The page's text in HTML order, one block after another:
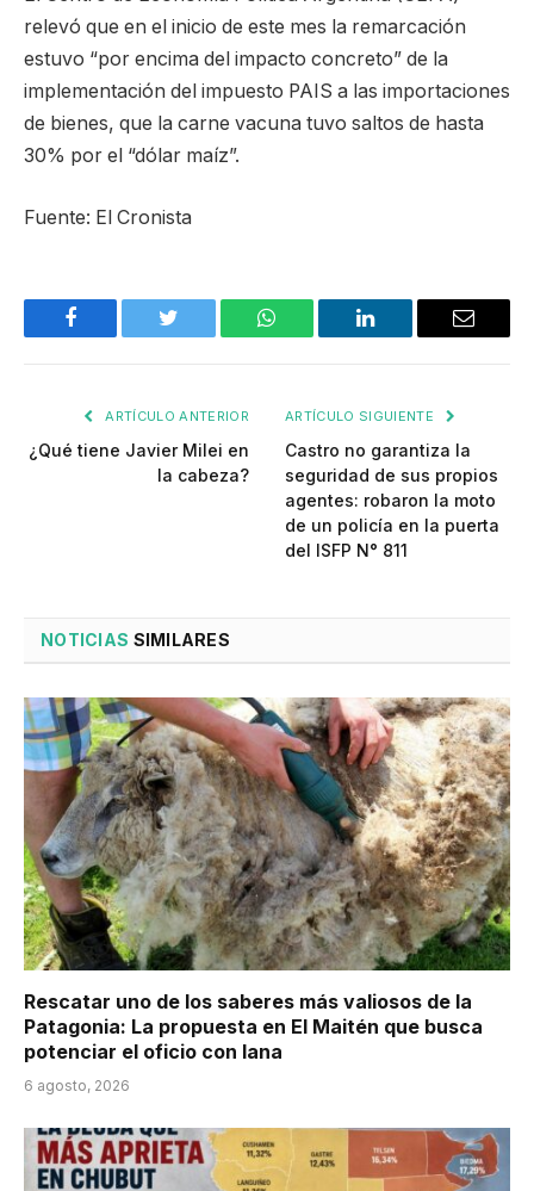
relevó que en el inicio de este mes la remarcación
estuvo “por encima del impacto concreto” de la
implementación del impuesto PAIS a las importaciones
de bienes, que la carne vacuna tuvo saltos de hasta
30% por el “dólar maíz”.
Fuente: El Cronista
Facebook Twitter WhatsApp LinkedIn Email
ARTÍCULO ANTERIOR
¿Qué tiene Javier Milei en
la cabeza?
ARTÍCULO SIGUIENTE
Castro no garantiza la
seguridad de sus propios
agentes: robaron la moto
de un policía en la puerta
del ISFP N° 811
NOTICIAS SIMILARES
Rescatar uno de los saberes más valiosos de la
Patagonia: La propuesta en El Maitén que busca
potenciar el oficio con lana
6 agosto, 2026